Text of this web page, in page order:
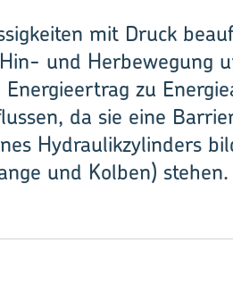
mit Druck
und Herbewegung
zu
da sie eine
Hydraulikzylinders
und Kolben) stehen.